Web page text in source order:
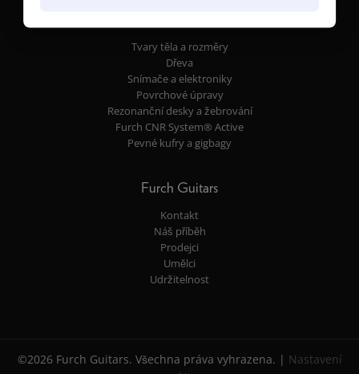
Tvary těla a rozměry
Dřeva
Snímače a elektroniky
Povrchové úpravy
Rezonanční desky a žebrování
Furch CNR System® Active
Pevné kufry a gigbagy
Furch Guitars
Kontakt
Náš příběh
Prodejci
Umělci
Udržitelnost
©2026 Furch Guitars. Všechna práva vyhrazena. | Nastavení